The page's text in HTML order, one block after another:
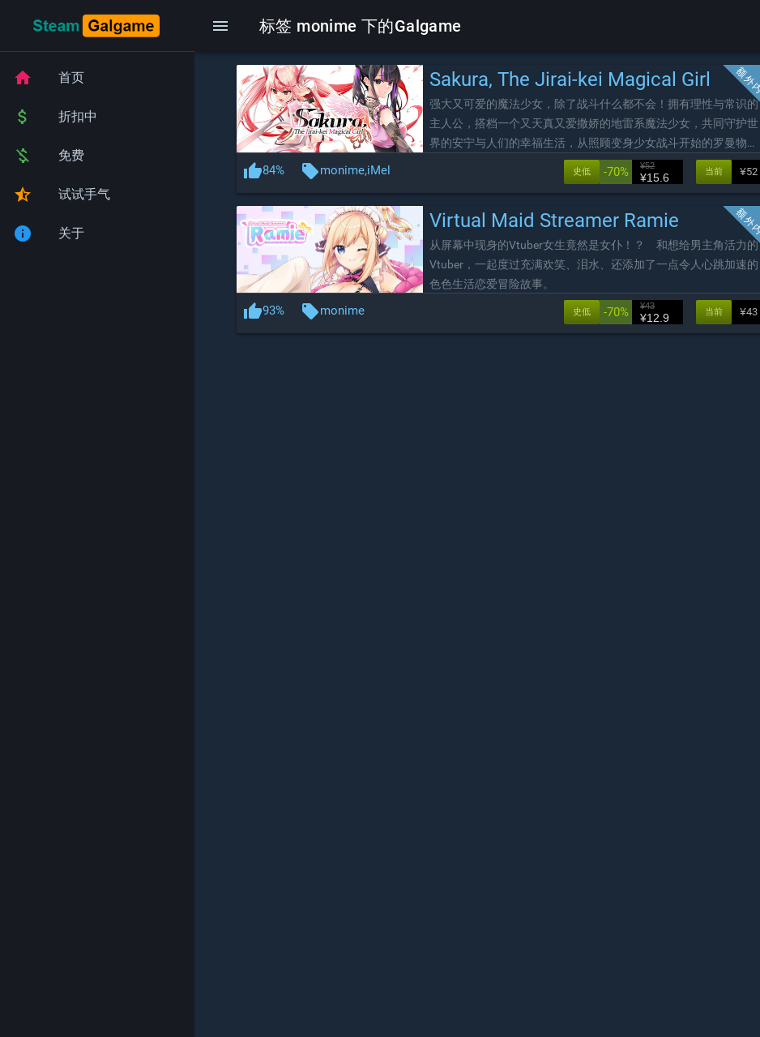
menu 标签 monime 下的Galgame
home 首页
attach_money 折扣中
money_off 免费
star_half 试试手气
info 关于
Sakura, The Jirai-kei Magical Girl
强大又可爱的魔法少女，除了战斗什么都不会！拥有理性与常识的
主人公，搭档一个又天真又爱撒娇的地雷系魔法少女，共同守护世
界的安宁与人们的幸福生活，从照顾变身少女战斗开始的罗曼物
thumb_up84% local_offermonime,iMel ¥52
当前
-70% ¥52
¥15.6
史低
Virtual Maid Streamer Ramie
从屏幕中现身的Vtuber女生竟然是女仆！？ 和想给男主角活力的
Vtuber，一起度过充满欢笑、泪水、还添加了一点令人心跳加速的
色色生活恋爱冒险故事。
thumb_up93% local_offermonime ¥43
当前
-70% ¥43
¥12.9
史低